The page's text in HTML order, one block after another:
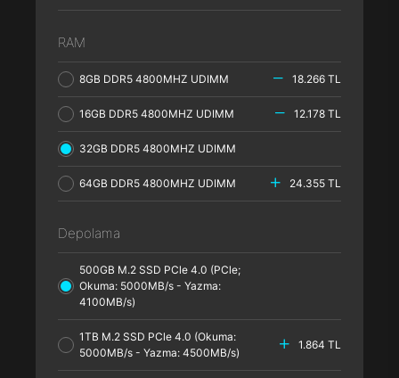
RAM
8GB DDR5 4800MHZ UDIMM 18.266 TL
16GB DDR5 4800MHZ UDIMM 12.178 TL
32GB DDR5 4800MHZ UDIMM
64GB DDR5 4800MHZ UDIMM 24.355 TL
Depolama
500GB M.2 SSD PCle 4.0 (PCle;
Okuma: 5000MB/s - Yazma:
4100MB/s)
1TB M.2 SSD PCle 4.0 (Okuma:
5000MB/s - Yazma: 4500MB/s)
1.864 TL